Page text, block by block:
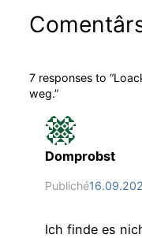
7 responses to
weg.”
Domprobst
Publiché
Ich finde es